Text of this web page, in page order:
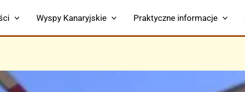
Wyspy Kanaryjskie Praktyczne informacje